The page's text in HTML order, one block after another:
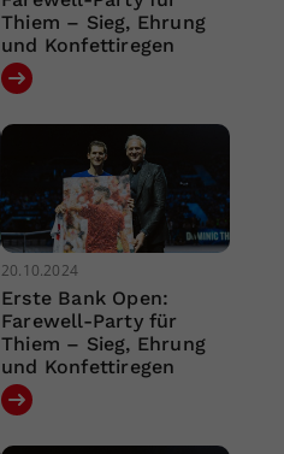
Thiem – Sieg, Ehrung
und Konfettiregen
20.10.2024
Erste Bank Open:
Farewell-Party für
Thiem – Sieg, Ehrung
und Konfettiregen